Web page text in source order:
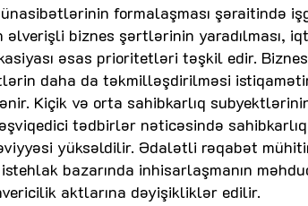
formalaşması şəraitində
biznes şərtlərinin yaradılması,
əsas prioritetləri təşkil edir.
daha da təkmilləşdirilməsi
Kiçik və orta sahibkarlıq
tədbirlər nəticəsində
yüksəldilir. Ədalətli rəqabət
bazarında inhisarlaşmanın
aktlarına dəyişikliklər edilir.